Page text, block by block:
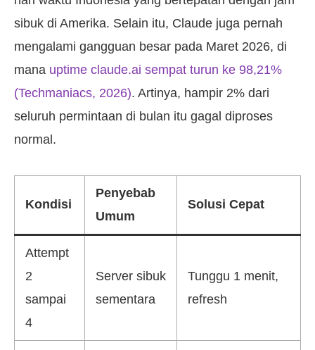
sibuk di Amerika. Selain itu, Claude juga pernah
mengalami gangguan besar pada Maret 2026, di
mana uptime claude.ai sempat turun ke 98,21%
(Techmaniacs, 2026). Artinya, hampir 2% dari
seluruh permintaan di bulan itu gagal diproses
normal.
Kondisi
Penyebab
Umum
Solusi Cepat
Attempt
2
sampai
4
Server sibuk
sementara
Tunggu 1 menit,
refresh